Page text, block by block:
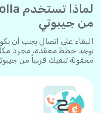
من جيبوتي
توجد خطط معقدة، مجرد
معقولة تبقيك قريباً من